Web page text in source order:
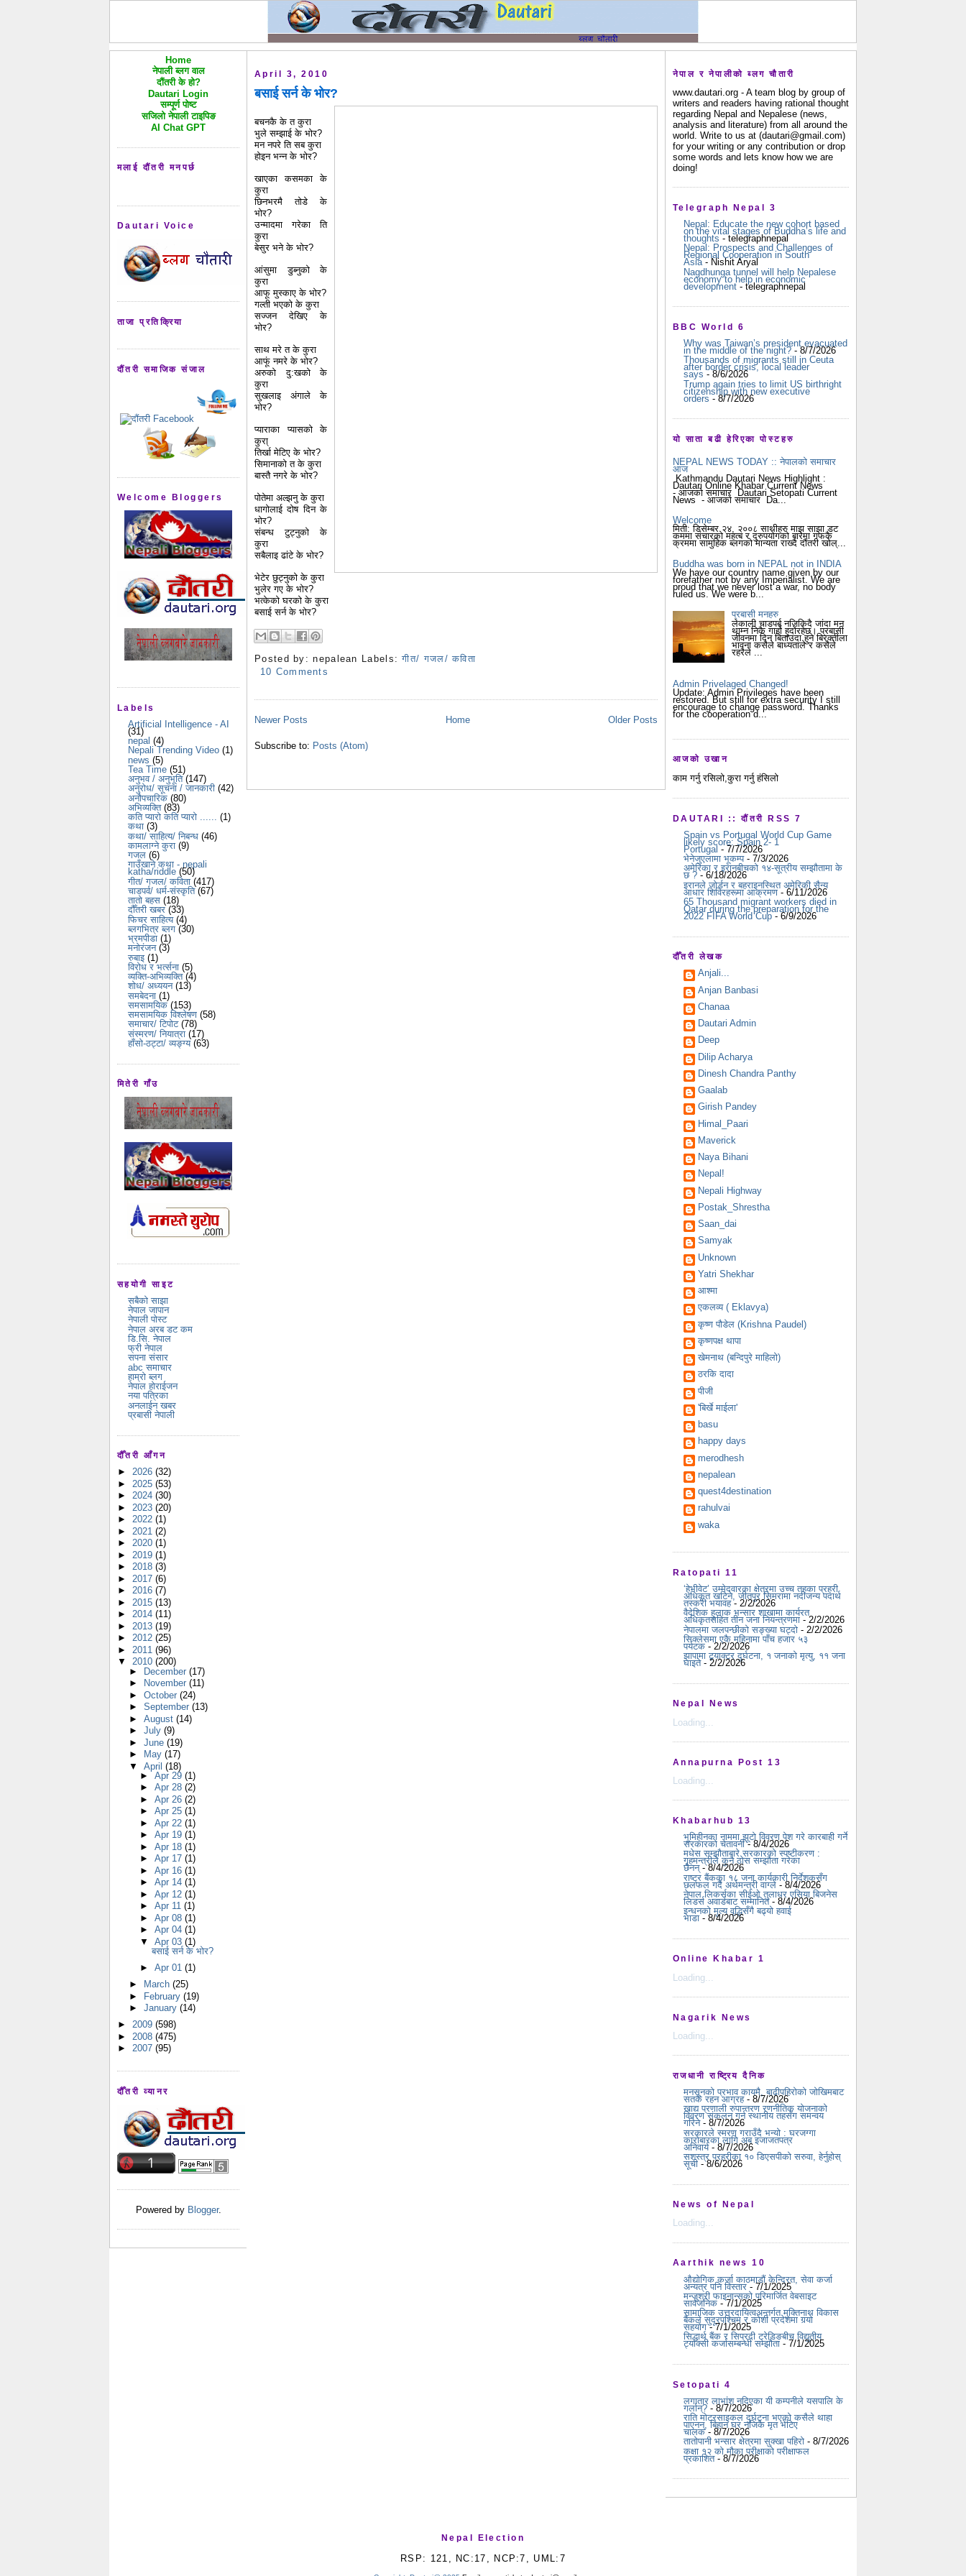
Home
नेपाली ब्लग वाल
दौंतरी के हो?
Dautari Login
सम्पूर्ण पोष्ट
सजिलो नेपाली टाइपिङ
AI Chat GPT
मलाई दौंतरी मनपर्छ
Dautari Voice
ताजा प्रतिक्रिया
दौंतरी समाजिक संजाल
Welcome Bloggers
Labels
Artificial Intelligence - AI
(31)
nepal (4)
Nepali Trending Video (1)
news (5)
Tea Time (51)
अनुभव / अनुभूति (147)
अनुरोध/ सूचना / जानकारी (42)
अनौपचारिक (80)
अभिव्यक्ति (83)
कति प्यारो कति प्यारो ...... (1)
कथा (3)
कथा/ साहित्य/ निबन्ध (46)
कामलाग्ने कुरा (9)
गजल (6)
गाउँखाने कथा - nepali
katha/riddle (50)
गीत/ गजल/ कविता (417)
चाडपर्व/ धर्म-संस्कृति (67)
तातो बहस (18)
दौँतरी खबर (33)
फिचर साहित्य (4)
ब्लगभित्र ब्लग (30)
भ्रमपीडा (1)
मनोरंजन (3)
रुबाइ (1)
विरोध र भर्त्सना (5)
व्यक्ति-अभिव्यक्ति (4)
शोध/ अध्ययन (13)
समबेदना (1)
समसामयिक (153)
समसामयिक विश्लेषण (58)
समाचार/ टिपोट (78)
संस्मरण/ नियात्रा (17)
हाँसो-ठट्टा/ व्यङ्ग्य (63)
मितेरी गाँउ
सहयोगी साइट
सबैको साझा
नेपाल जापान
नेपाली पोस्ट
नेपाल अरब डट कम
डि.सि. नेपाल
फ्री नेपाल
सपना संसार
abc समाचार
हाम्रो ब्लग
नेपाल होराईजन
नया पत्रिका
अनलाईन खबर
प्रबासी नेपाली
दौँतरी आँगन
► 2026 (32)
► 2025 (53)
► 2024 (30)
► 2023 (20)
► 2022 (1)
► 2021 (2)
► 2020 (1)
► 2019 (1)
► 2018 (3)
► 2017 (6)
► 2016 (7)
► 2015 (13)
► 2014 (11)
► 2013 (19)
► 2012 (25)
► 2011 (96)
▼ 2010 (200)
► December (17)
►
November (11)
► October (24)
► September (13)
► August (14)
► July (9)
► June (19)
►
May (17)
▼ April (18)
►Apr 29(1)
►Apr 28(2)
►Apr 26(2)
►Apr 25(1)
►Apr 22(1)
►Apr 19(1)
►Apr 18(1)
►Apr 17(1)
►Apr 16(1)
►Apr 14(1)
►Apr 12(1)
►Apr 11(1)
►Apr 08(1)
►Apr 04(1)
▼Apr 03(1)
बसाई सर्न के भोर?
►Apr 01(1)
►
March (25)
► February (19)
► January (14)
► 2009 (598)
► 2008 (475)
► 2007 (95)
दौँतरी व्यानर
Powered by Blogger.
April 3, 2010
बसाई सर्न के भोर?
बचनकै के त कुरा
भुले सम्झाई के भोर?
मन नपरे ति सब कुरा
होइन भन्न के भोर?
खाएका कसमका के
कुरा
छिनभरमै तोडे के
भोर?
उन्मादमा गरेका ति
कुरा
बेसुर भने के भोर?
आंसुमा डुब्नुको के
कुरा
आफू मुस्काए के भोर?
गल्ती भएको के कुरा
सज्जन देखिए के
भोर?
साथ मरे त के कुरा
आफूं नमरे के भोर?
अरुको दु:खको के
कुरा
सुखलाइ अंगाले के
भोर?
प्याराका प्यासको के
कुरा्
तिर्खा मेटिए के भोर?
सिमानाको त के कुरा
बास्तै नगरे के भोर?
पोतेमा अल्झनु के कुरा
धागोलाई दोष दिन के
भोर?
संबन्ध टुट्नुको के
कुरा
सबैलाइ ढांटे के भोर?
भेटेर छुट्नुको के कुरा
भुलेर गए के भोर?
भत्केको घरको के कुरा
बसाई सर्न के भोर?
Posted by:nepalean Labels:गीत/ गजल/ कविता
10 Comments
Newer Posts Older Posts
Home
Subscribe to: Posts (Atom)
नेपाल र नेपालीको ब्लग चौतारी
www.dautari.org - A team blog by group of
writers and readers having rational thought
regarding Nepal and Nepalese (news,
analysis and literature) from all around the
world. Write to us at (dautari@gmail.com)
for your writing or any contribution or drop
some words and lets know how we are
doing!
Telegraph Nepal 3
Nepal: Educate the new cohort based
on the vital stages of Buddha’s life and
thoughts - telegraphnepal
Nepal: Prospects and Challenges of
Regional Cooperation in South
Asia- Nishit Aryal
Nagdhunga tunnel will help Nepalese
economy to help in economic
development - telegraphnepal
BBC World 6
Why was Taiwan’s president evacuated
in the middle of the night? - 8/7/2026
Thousands of migrants still in Ceuta
after border crisis, local leader
says - 8/6/2026
Trump again tries to limit US birthright
citizenship with new executive
orders- 8/7/2026
यो साता बढी हेरिएका पोस्टहरु
NEPAL NEWS TODAY :: नेपालको समाचार
आज
Kathmandu Dautari News Highlight :
Dautari Online Khabar Current News
- आजको समाचार Dautari Setopati Current
News - आजको समाचार Da...
Welcome
मिती: डिसेम्बर २४, २००८ साथीहरु माझ साझा डट
कममा संचारको महत्ब र दुरुपयोगको बारेमा गफकै
क्रममा सामुहिक ब्लगको मान्यता राख्दै दौंतरी खोल्...
Buddha was born in NEPAL not in INDIA
We have our country name given by our
forefather not by any Imperialist. We are
proud that we never lost a war, no body
ruled us. We were b...
प्रबासी मनहरु
लेकाली चाडपर्ब नजिकिदै जांदा मन
थाम्न निकै गार्हो हुदोंरहेछ। प्रबासी
जीवनमा दिन बिताउदा हुने बिरक्तीला
भावना कसैले बाध्यताले र कसैले
रहरैले ...
Admin Privelaged Changed!
Update: Admin Privileges have been
restored. But still for extra security I still
encourage to change password. Thanks
for the cooperation d...
आजको उखान
काम गर्नु रसिलो,कुरा गर्नु हंसिलो
DAUTARI :: दौंतरी RSS 7
Spain vs Portugal World Cup Game
likely score: Spain 2- 1
Portugal - 7/7/2026
भेनेजुएलामा भूकम्प- 7/3/2026
अमेरिका र इरानबीचको १४-सूत्रीय सम्झौतामा के
छ ? - 6/18/2026
इरानले जोर्डन र बहराइनस्थित अमेरिकी सैन्य
आधार शिविरहरूमा आक्रमण- 6/11/2026
65 Thousand migrant workers died in
Qatar during the preparation for the
2022 FIFA World Cup - 6/9/2026
दौँतरी लेखक
Anjali...
Anjan Banbasi
Chanaa
Dautari Admin
Deep
Dilip Acharya
Dinesh Chandra Panthy
Gaalab
Girish Pandey
Himal_Paari
Maverick
Naya Bihani
Nepal!
Nepali Highway
Postak_Shrestha
Saan_dai
Samyak
Unknown
Yatri Shekhar
आश्मा
एकलव्य ( Eklavya)
कृष्ण पौडेल (Krishna Paudel)
कृष्णपक्ष थापा
खेमनाथ (बन्दिपुरे माहिलो)
ठरकि दादा
पीजी
'बिर्खे माईला'
basu
happy days
merodhesh
nepalean
quest4destination
rahulvai
waka
Ratopati 11
‘हेभीवेट’ उम्मेदवारका क्षेत्रमा उच्च तहका प्रहरी
अधिकृत खटिने, जीतपुर सिमरामा नदीजन्य पदार्थ
तस्करी भयावह- 2/2/2026
वैदेशिक हुलाक भन्सार शाखामा कार्यरत
अधिकृतसहित तीन जना नियन्त्रणमा - 2/2/2026
नेपालमा जलपन्छीको सङ्ख्या घट्दो - 2/2/2026
सिक्लेसमा एकै महिनामा पाँच हजार ५३
पर्यटक - 2/2/2026
झापामा ट्र्याक्टर दुर्घटना, १ जनाको मृत्यु, ११ जना
घाइते- 2/2/2026
Nepal News
Loading...
Annapurna Post 13
Loading...
Khabarhub 13
भूमिहीनका नाममा झूटो विवरण पेश गरे कारबाही गर्ने
सरकारको चेतावनी- 8/4/2026
मधेस सम्झौताबारे सरकारको स्पष्टीकरण :
गृहमन्त्रीले कुनै ठोस सम्झौता गरेका
छैनन्- 8/4/2026
राष्ट्र बैंकका १८ जना कार्यकारी निर्देशकसँग
छलफल गर्दै अर्थमन्त्री वाग्ले - 8/4/2026
नेपाल लिकर्सका सीईओ तुलाधर एसिया बिजनेस
लिडर्स अवार्डबाट सम्मानित- 8/4/2026
इन्धनको मूल्य वृद्धिसँगै बढ्यो हवाई
भाडा - 8/4/2026
Online Khabar 1
Loading...
Nagarik News
Loading...
राजधानी राष्ट्रिय दैनिक
मनसुनको प्रभाव कायमै, बाढीपहिरोको जोखिमबाट
सतर्क रहन आग्रह- 8/7/2026
खाद्य प्रणाली रुपान्तरण रणनीतिक योजनाको
विवरण संकलन गर्न स्थानीय तहसँग समन्वय
गरिने- 8/7/2026
सरकारले स्मरण गराउँदै भन्यो : घरजग्गा
कारोबारका लागि अब इजाजतपत्र
अनिवार्य- 8/7/2026
सशस्त्र प्रहरीका १० डिएसपीको सरुवा, हेर्नुहोस्
सूची - 8/6/2026
News of Nepal
Loading...
Aarthik news 10
औद्योगिक कर्जा काठमाडौं केन्द्रित, सेवा कर्जा
अन्यत्र पनि विस्तार- 7/1/2025
मन्जुश्री फाइनान्सको परिमार्जित वेबसाइट
सार्वजनिक - 7/1/2025
सामाजिक उत्तरदायित्वअन्तर्गत मुक्तिनाथ विकास
बैंकले सुदूरपश्चिम र कोशी प्रदेशमा गर्‍यो
सहयोग- 7/1/2025
सिद्धार्थ बैंक र सिप्रदी ट्रेडिङबीच विद्युतीय
ट्याक्सी कर्जासम्बन्धी सम्झौता - 7/1/2025
Setopati 4
लगातार लाभांश नदिएका यी कम्पनीले यसपालि के
गर्लान्? - 8/7/2026
राति मोटरसाइकल दुर्घटना भएको कसैले थाहा
पाएनन्, बिहान घर नजिकै मृत भेटिए
चालक- 8/7/2026
तातोपानी भन्सार क्षेत्रमा सुक्खा पहिरो - 8/7/2026
कक्षा १२ को मौका परीक्षाको परीक्षाफल
प्रकाशित- 8/7/2026
Nepal Election
RSP: 121, NC:17, NCP:7, UML:7